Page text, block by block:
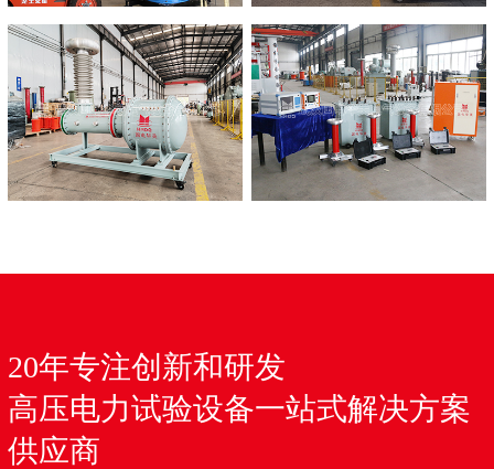
20年专注创新和研发
高压电力试验设备一站式解决方案
供应商